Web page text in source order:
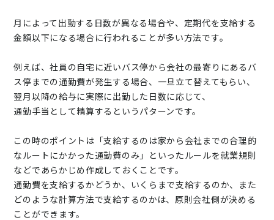
月によって出勤する日数が異なる場合や、定期代を支給する
金額以下になる場合に行われることが多い方法です。
例えば、社員の自宅に近いバス停から会社の最寄りにあるバ
ス停までの通勤費が発生する場合、一旦立て替えてもらい、
翌月以降の給与に実際に出勤した日数に応じて、
通勤手当として精算するというパターンです。
この時のポイントは「支給するのは家から会社までの合理的
なルートにかかった通勤費のみ」といったルールを就業規則
などであらかじめ作成しておくことです。
通勤費を支給するかどうか、いくらまで支給するのか、また
どのような計算方法で支給するのかは、原則会社側が決める
ことができます。